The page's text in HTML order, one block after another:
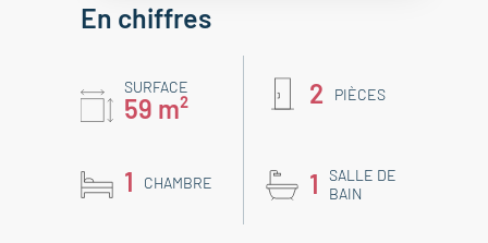
En chiffres
SURFACE
59 m² 2 PIÈCES
1 CHAMBRE 1
SALLE DE
BAIN